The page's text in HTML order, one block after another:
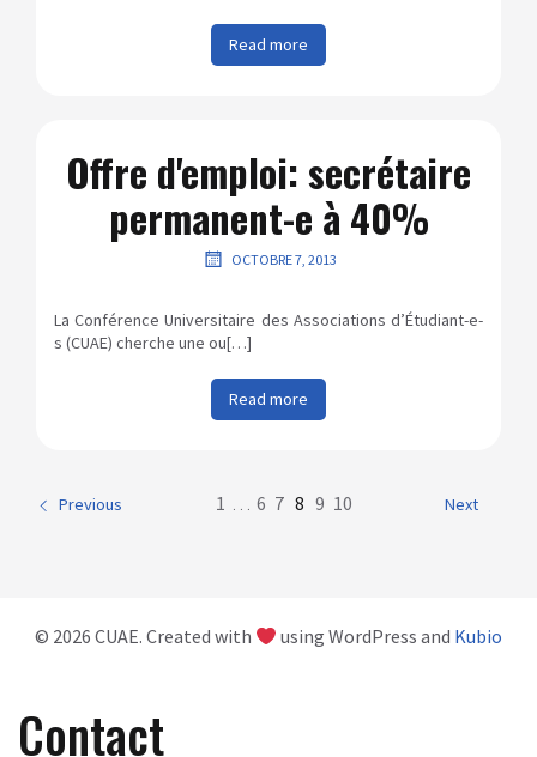
Read more
Offre d'emploi: secrétaire
permanent-e à 40%
OCTOBRE 7, 2013
La Conférence Universitaire des Associations d’Étudiant-e-
s (CUAE) cherche une ou[…]
Read more
Previous 1 … 6 7 8 9 10 Next
© 2026 CUAE. Created with using WordPress and Kubio
Contact